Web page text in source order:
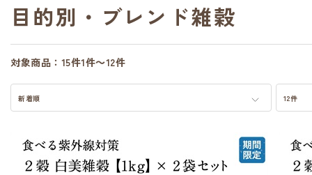
目的別・ブレンド雑穀
対象商品： 15件1件～12件
新着順 12件